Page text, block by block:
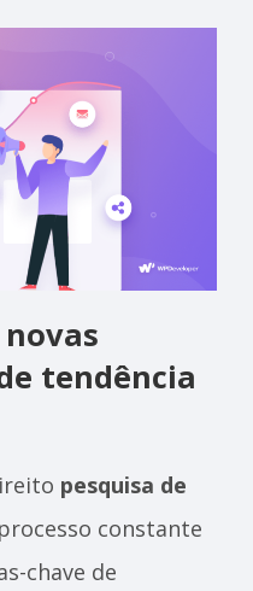
tendência
pesquisa de
constante
chave de